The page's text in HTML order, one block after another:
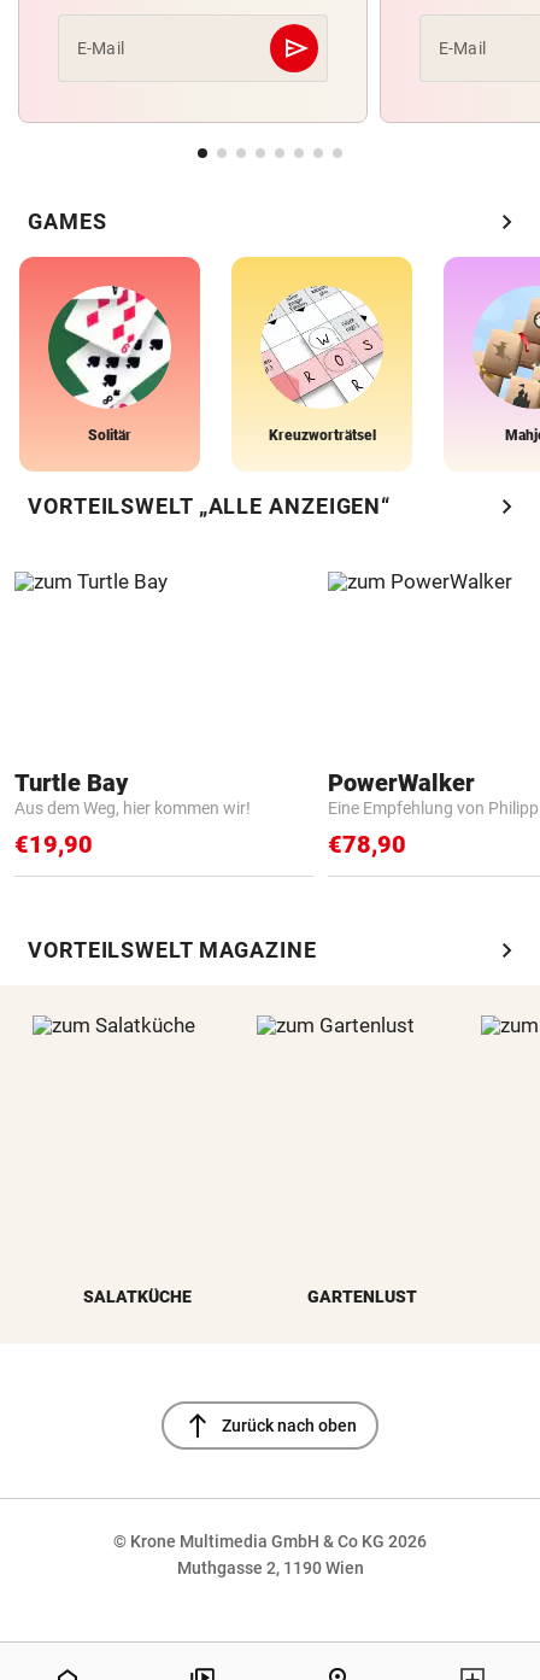
E-Mail send
Abschicken E-Mail
GAMES chevron_right
Solitär Kreuzworträtsel
VORTEILSWELT „ALLE ANZEIGEN“ chevron_right
Turtle Bay
Aus dem Weg, hier kommen wir!
€19,90
PowerWalker
Eine Empfehlung von
€78,90
VORTEILSWELT MAGAZINE chevron_right
SALATKÜCHE GARTENLUST
north Zurück nach oben
© Krone Multimedia GmbH & Co KG 2026
Muthgasse 2, 1190 Wien
NaN%